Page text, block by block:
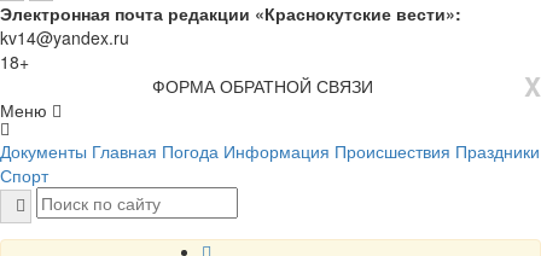
Электронная почта редакции «Краснокутские вести»:
kv14@yandex.ru
18+
X
ФОРМА ОБРАТНОЙ СВЯЗИ
Меню
Документы Главная Погода Информация Происшествия Праздники
Спорт